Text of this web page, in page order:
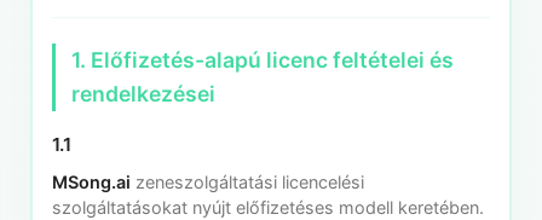
1. Előfizetés-alapú licenc feltételei és
rendelkezései
1.1
MSong.ai zeneszolgáltatási licencelési
szolgáltatásokat nyújt előfizetéses modell keretében.